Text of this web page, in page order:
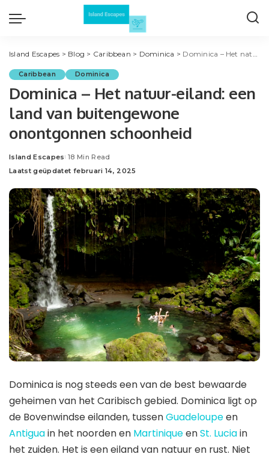
Island Escapes > Blog > Caribbean > Dominica > Dominica – Het natuur-eiland: een land van buitengewone onontgonnen schoonheid
Caribbean Dominica
Dominica – Het natuur-eiland: een
land van buitengewone
onontgonnen schoonheid
Posted
by
Island Escapes 18 Min Read
Laatst geüpdatet februari 14, 2025
Dominica is nog steeds een van de best bewaarde
geheimen van het Caribisch gebied. Dominica ligt op
de Bovenwindse eilanden, tussenGuadeloupeen
Antiguain het noorden en MartiniqueenSt. Luciain
het zuiden. Het is een eiland van natuur en rust. Niet